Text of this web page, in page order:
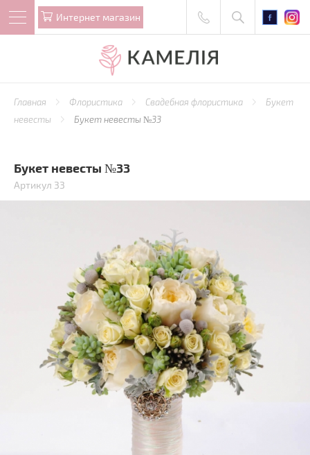
Интернет магазин
Главная Флористика Свадебная флористика
Букет
невесты
Букет невесты №33
Букет невесты №33
Артикул 33